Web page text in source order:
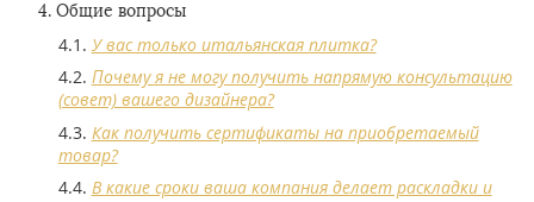
Общие вопросы
У вас только итальянская плитка?
Почему я не могу получить напрямую консультацию
(совет) вашего дизайнера?
Как получить сертификаты на приобретаемый
товар?
В какие сроки ваша компания делает раскладки и